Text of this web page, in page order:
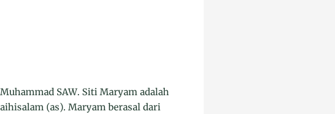
SAW. Siti Maryam adalah
(as). Maryam berasal dari